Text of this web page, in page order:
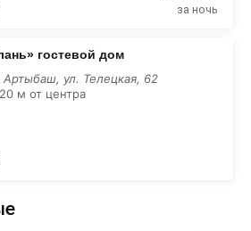
за ночь
гостевой дом
Артыбаш, ул. Телецкая, 62
м от центра